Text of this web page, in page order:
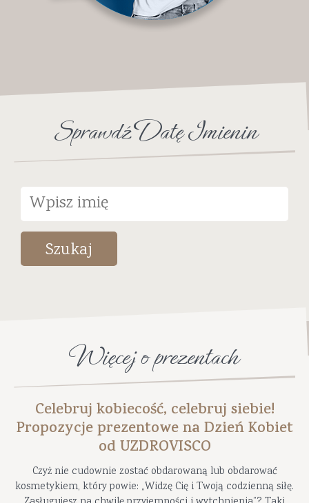
Sprawdź Datę Imienin
Szukaj
Więcej o prezentach
Celebruj kobiecość, celebruj siebie!
Propozycje prezentowe na Dzień Kobiet
od UZDROVISCO
Czyż nie cudownie zostać obdarowaną lub obdarować
kosmetykiem, który powie: „Widzę Cię i Twoją codzienną siłę.